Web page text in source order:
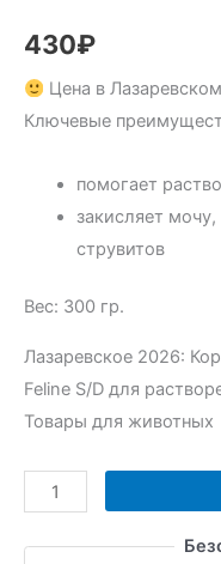
430₽
Цена в Лазаревском
Ключевые
помогает
закисляет
струвитов
Вес: 300 гр.
Лазаревское 2026:
Feline S/D для
Товары для животных
Количество
товара
Корм